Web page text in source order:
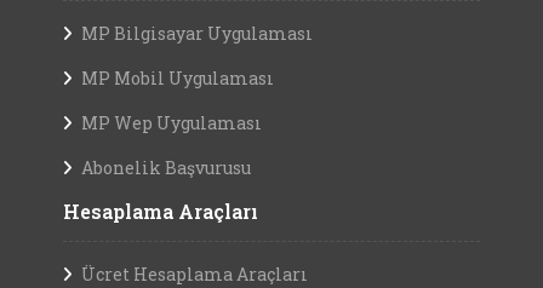
MP Bilgisayar Uygulaması
MP Mobil Uygulaması
MP Wep Uygulaması
Abonelik Başvurusu
Hesaplama Araçları
Ücret Hesaplama Araçları